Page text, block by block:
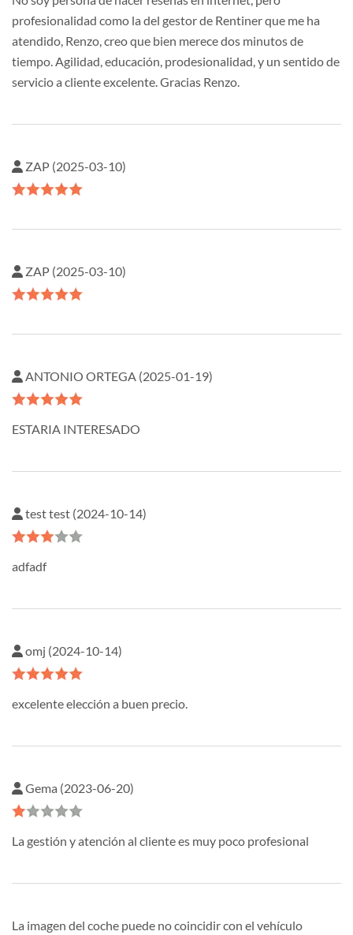
profesionalidad como la del gestor de Rentiner que me ha
atendido, Renzo, creo que bien merece dos minutos de
tiempo. Agilidad, educación, prodesionalidad, y un sentido de
servicio a cliente excelente. Gracias Renzo.
ZAP (2025-03-10)
ZAP (2025-03-10)
ANTONIO ORTEGA (2025-01-19)
ESTARIA INTERESADO
test test (2024-10-14)
adfadf
omj (2024-10-14)
excelente elección a buen precio.
Gema (2023-06-20)
La gestión y atención al cliente es muy poco profesional
La imagen del coche puede no coincidir con el vehículo